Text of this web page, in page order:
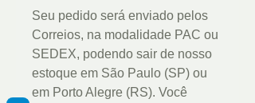
Seu pedido será enviado pelos
Correios, na modalidade PAC ou
SEDEX, podendo sair de nosso
estoque em São Paulo (SP) ou
em Porto Alegre (RS). Você